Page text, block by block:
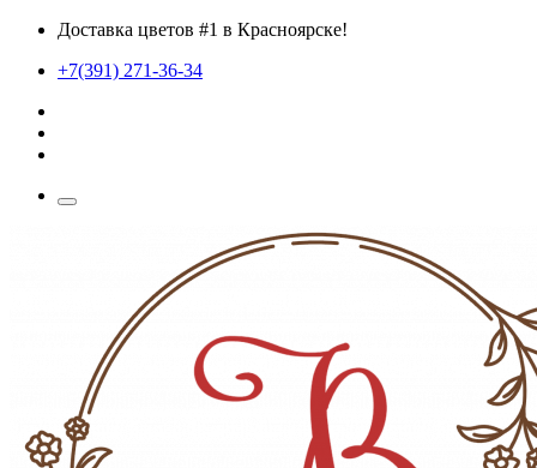
Доставка цветов #1 в Красноярске!
+7(391) 271-36-34